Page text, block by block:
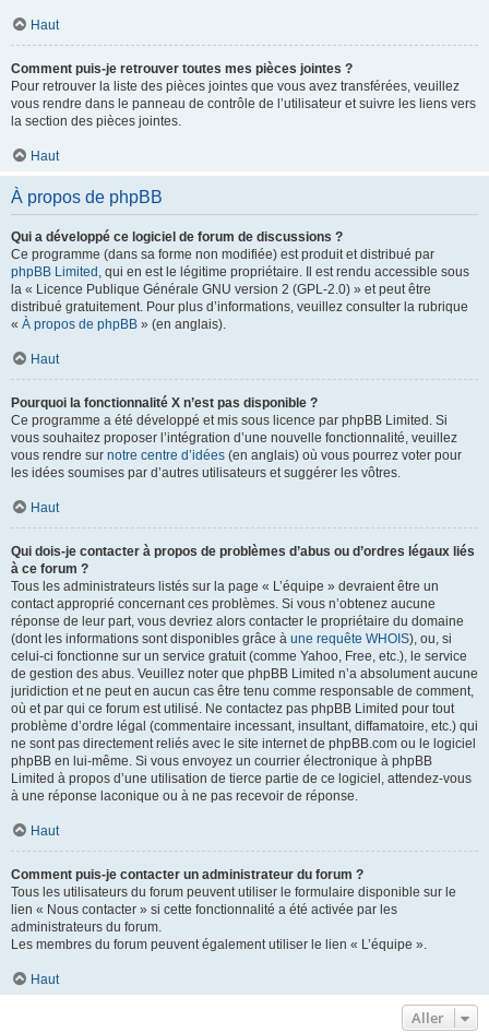
Haut
Comment puis-je retrouver toutes mes pièces jointes ?
Pour retrouver la liste des pièces jointes que vous avez transférées, veuillez
vous rendre dans le panneau de contrôle de l’utilisateur et suivre les liens vers
la section des pièces jointes.
Haut
À propos de phpBB
Qui a développé ce logiciel de forum de discussions ?
Ce programme (dans sa forme non modifiée) est produit et distribué par
phpBB Limited , qui en est le légitime propriétaire. Il est rendu accessible sous
la « Licence Publique Générale GNU version 2 (GPL-2.0) » et peut être
distribué gratuitement. Pour plus d’informations, veuillez consulter la rubrique
« À propos de phpBB » (en anglais).
Haut
Pourquoi la fonctionnalité X n’est pas disponible ?
Ce programme a été développé et mis sous licence par phpBB Limited. Si
vous souhaitez proposer l’intégration d’une nouvelle fonctionnalité, veuillez
vous rendre sur notre centre d’idées (en anglais) où vous pourrez voter pour
les idées soumises par d’autres utilisateurs et suggérer les vôtres.
Haut
Qui dois-je contacter à propos de problèmes d’abus ou d’ordres légaux liés
à ce forum ?
Tous les administrateurs listés sur la page « L’équipe » devraient être un
contact approprié concernant ces problèmes. Si vous n’obtenez aucune
réponse de leur part, vous devriez alors contacter le propriétaire du domaine
(dont les informations sont disponibles grâce à une requête WHOIS), ou, si
celui-ci fonctionne sur un service gratuit (comme Yahoo, Free, etc.), le service
de gestion des abus. Veuillez noter que phpBB Limited n’a absolument aucune
juridiction et ne peut en aucun cas être tenu comme responsable de comment,
où et par qui ce forum est utilisé. Ne contactez pas phpBB Limited pour tout
problème d’ordre légal (commentaire incessant, insultant, diffamatoire, etc.) qui
ne sont pas directement reliés avec le site internet de phpBB.com ou le logiciel
phpBB en lui-même. Si vous envoyez un courrier électronique à phpBB
Limited à propos d’une utilisation de tierce partie de ce logiciel, attendez-vous
à une réponse laconique ou à ne pas recevoir de réponse.
Haut
Comment puis-je contacter un administrateur du forum ?
Tous les utilisateurs du forum peuvent utiliser le formulaire disponible sur le
lien « Nous contacter » si cette fonctionnalité a été activée par les
administrateurs du forum.
Les membres du forum peuvent également utiliser le lien « L’équipe ».
Haut
Aller